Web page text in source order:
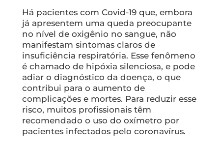
Há pacientes com Covid-19 que, embora
já apresentem uma queda preocupante
no nível de oxigênio no sangue, não
manifestam sintomas claros de
insuficiência respiratória. Esse fenômeno
é chamado de hipóxia silenciosa, e pode
adiar o diagnóstico da doença, o que
contribui para o aumento de
complicações e mortes. Para reduzir esse
risco, muitos profissionais têm
recomendado o uso do oxímetro por
pacientes infectados pelo coronavírus.